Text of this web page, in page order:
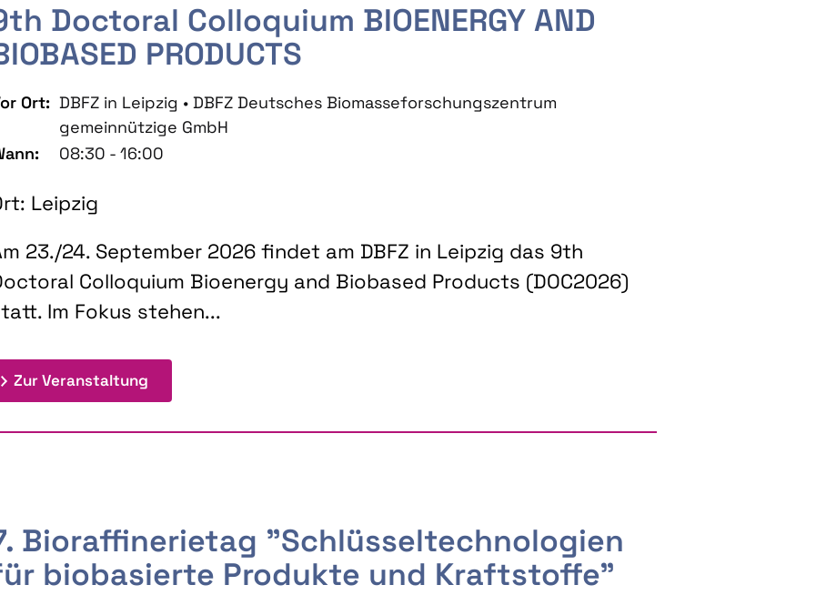
Doctoral Colloquium BIOENERGY AND
PRODUCTS
Ort: DBFZ in Leipzig • DBFZ Deutsches Biomasseforschungszentrum
gemeinnützige GmbH
08:30 - 16:00
Leipzig
23./24. September 2026 findet am DBFZ in Leipzig das 9th
Colloquium Bioenergy and Biobased Products (DOC2026)
Im Fokus stehen...
Zur Veranstaltung: 9th Doctoral Colloquium BIOENERGY AND BIOBASED PRODUCTS
Bioraffinerietag "Schlüsseltechnologien
biobasierte Produkte und Kraftstoffe"